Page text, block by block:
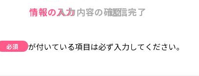
情報の入力入力内容の確認送信完了
必須 が付いている項目は必ず入力してください。